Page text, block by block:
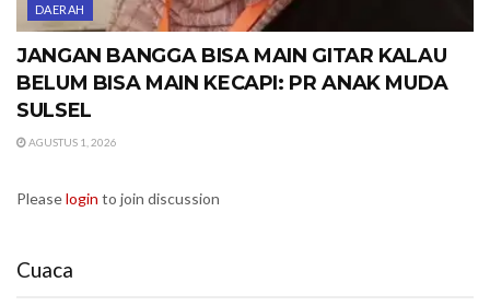
DAERAH
JANGAN BANGGA BISA MAIN GITAR KALAU
BELUM BISA MAIN KECAPI: PR ANAK MUDA
SULSEL
AGUSTUS 1, 2026
Pleaselogin to join discussion
Cuaca